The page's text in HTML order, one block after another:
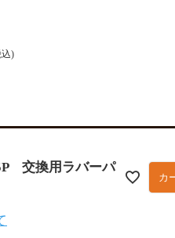
交換用ラバーパ
カ